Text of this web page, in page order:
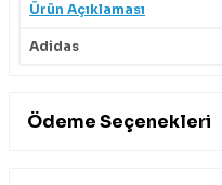
Ürün Açıklaması
Adidas
Ödeme Seçenekleri